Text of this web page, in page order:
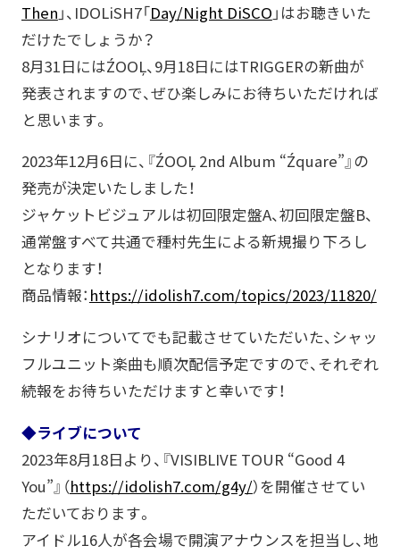
Then 」、IDOLiSH7「Day/Night DiSCO 」はお聴きいた
だけたでしょうか？
8月31日にはŹOOĻ、9月18日にはTRIGGERの新曲が
発表されますので、ぜひ楽しみにお待ちいただければ
と思います。
2023年12月6日に、『ŹOOĻ 2nd Album “Źquare”』の
発売が決定いたしました！
ジャケットビジュアルは初回限定盤A、初回限定盤B、
通常盤すべて共通で種村先生による新規撮り下ろし
となります！
商品情報： https://idolish7.com/topics/2023/11820/
シナリオについてでも記載させていただいた、シャッ
フルユニット楽曲も順次配信予定ですので、それぞれ
続報をお待ちいただけますと幸いです！
◆ライブについて
2023年8月18日より、『VISIBLIVE TOUR “Good 4
You”』（https://idolish7.com/g4y/）を開催させてい
ただいております。
アイドル16人が各会場で開演アナウンスを担当し、地